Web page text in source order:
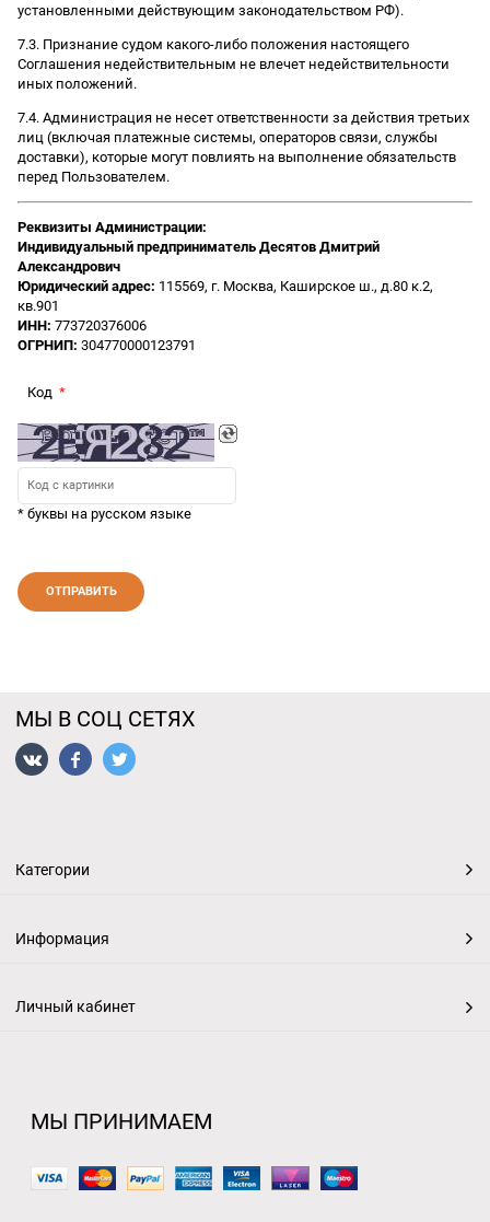
установленными действующим законодательством РФ).
7.3. Признание судом какого-либо положения настоящего
Соглашения недействительным не влечет недействительности
иных положений.
7.4. Администрация не несет ответственности за действия третьих
лиц (включая платежные системы, операторов связи, службы
доставки), которые могут повлиять на выполнение обязательств
перед Пользователем.
Реквизиты Администрации:
Индивидуальный предприниматель Десятов Дмитрий
Александрович
Юридический адрес: 115569, г. Москва, Каширское ш., д.80 к.2,
кв.901
ИНН: 773720376006
ОГРНИП: 304770000123791
Код
* буквы на русском языке
МЫ В СОЦ СЕТЯХ
Категории
Информация
Личный кабинет
МЫ ПРИНИМАЕМ